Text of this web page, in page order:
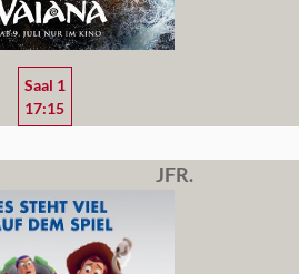
Saal 1
17:15
JFR.